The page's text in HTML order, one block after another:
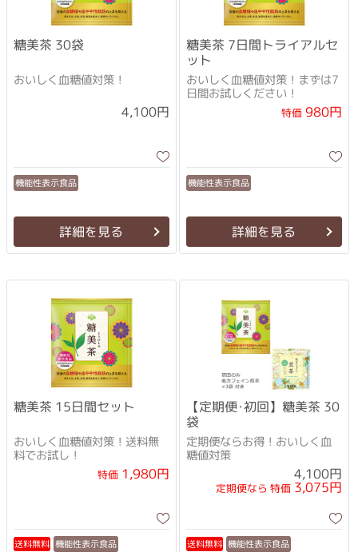
糖美茶 30袋
おいしく血糖値対策！
4,100円
機能性表示食品
詳細を見る
糖美茶 7日間トライアルセ
ット
おいしく血糖値対策！まずは7
日間お試しください！
特価980円
機能性表示食品
詳細を見る
糖美茶 15日間セット
おいしく血糖値対策！送料無
料でお試し！
特価1,980円
送料無料 機能性表示食品
【定期便･初回】糖美茶 30
袋
定期便ならお得！おいしく血
糖値対策
4,100円
定期便なら 特価3,075円
送料無料 機能性表示食品